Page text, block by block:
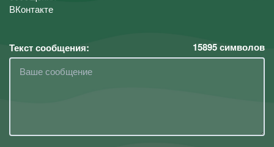
Текст сообщения: 15895символов